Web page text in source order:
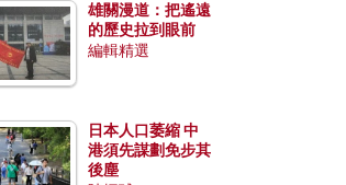
雄關漫道：把遙遠
的歷史拉到眼前
編輯精選
日本人口萎縮 中
港須先謀劃免步其
後塵